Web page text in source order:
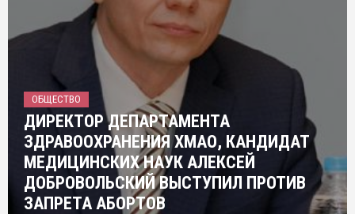
ОБЩЕСТВО
ДИРЕКТОР ДЕПАРТАМЕНТА
ЗДРАВООХРАНЕНИЯ ХМАО, КАНДИДАТ
МЕДИЦИНСКИХ НАУК АЛЕКСЕЙ
ДОБРОВОЛЬСКИЙ ВЫСТУПИЛ ПРОТИВ
ЗАПРЕТА АБОРТОВ